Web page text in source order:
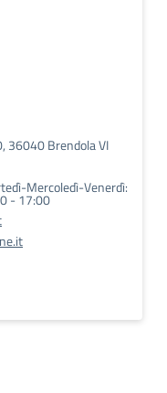
36040 Brendola VI
Mercoledì-Venerdì:
- 17:00